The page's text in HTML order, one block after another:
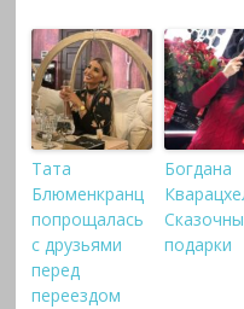
Тата
Блюменкранц
попрощалась
с друзьями
перед
переездом
Богдана
подарки